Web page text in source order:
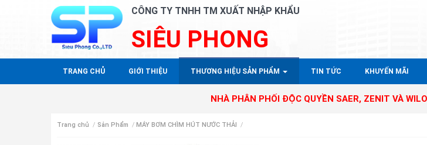
CÔNG TY TNHH TM XUẤT NHẬP KHẨU
SIÊU PHONG
TRANG CHỦ GIỚI THIỆU THƯƠNG HIỆU SẢN PHẨM TIN TỨC KHUYẾN MÃI
NHÀ PHÂN PHỐI ĐỘC QUYỀN SAER, ZENIT VÀ WILO NHẬP
Trang chủ / Sản Phẩm / MÁY BƠM CHÌM HÚT NƯỚC THẢI /